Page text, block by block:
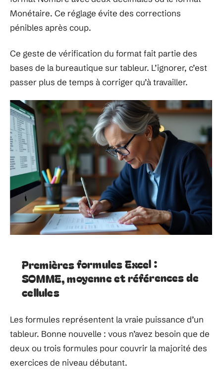
Monétaire. Ce réglage évite des corrections
pénibles après coup.
Ce geste de vérification du format fait partie des
bases de la bureautique sur tableur. L’ignorer, c’est
passer plus de temps à corriger qu’à travailler.
Premières formules Excel :
SOMME, moyenne et références de
cellules
Les formules représentent la vraie puissance d’un
tableur. Bonne nouvelle : vous n’avez besoin que de
deux ou trois formules pour couvrir la majorité des
exercices de niveau débutant.